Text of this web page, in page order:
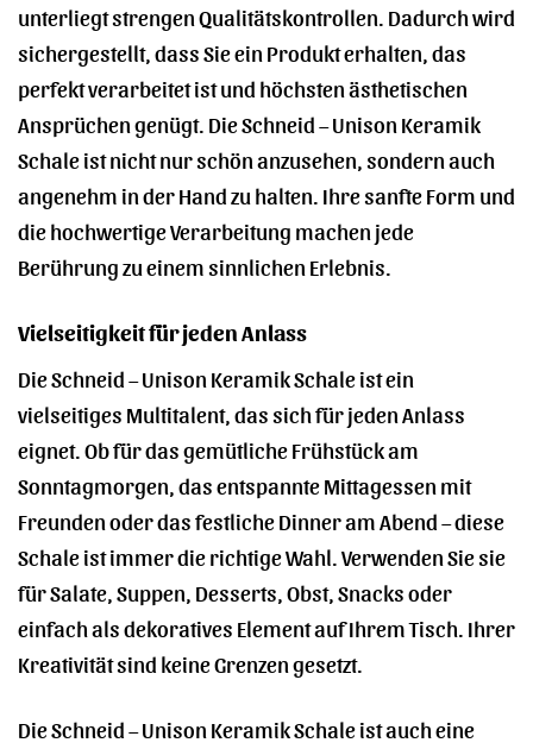
unterliegt strengen Qualitätskontrollen. Dadurch wird
sichergestellt, dass Sie ein Produkt erhalten, das
perfekt verarbeitet ist und höchsten ästhetischen
Ansprüchen genügt. Die Schneid – Unison Keramik
Schale ist nicht nur schön anzusehen, sondern auch
angenehm in der Hand zu halten. Ihre sanfte Form und
die hochwertige Verarbeitung machen jede
Berührung zu einem sinnlichen Erlebnis.
Vielseitigkeit für jeden Anlass
Die Schneid – Unison Keramik Schale ist ein
vielseitiges Multitalent, das sich für jeden Anlass
eignet. Ob für das gemütliche Frühstück am
Sonntagmorgen, das entspannte Mittagessen mit
Freunden oder das festliche Dinner am Abend – diese
Schale ist immer die richtige Wahl. Verwenden Sie sie
für Salate, Suppen, Desserts, Obst, Snacks oder
einfach als dekoratives Element auf Ihrem Tisch. Ihrer
Kreativität sind keine Grenzen gesetzt.
Die Schneid – Unison Keramik Schale ist auch eine